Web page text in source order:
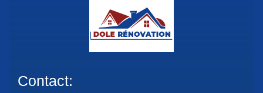
Contact: